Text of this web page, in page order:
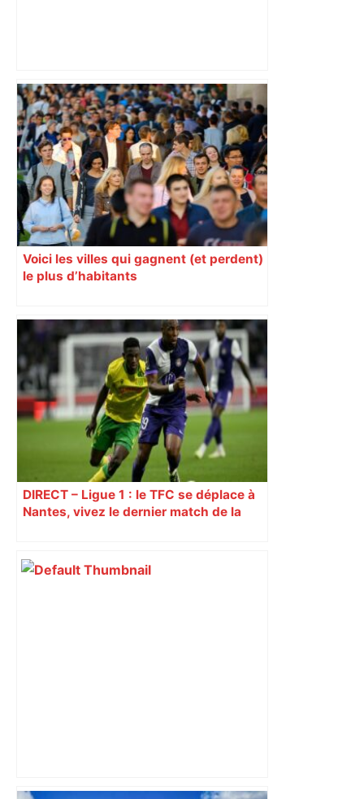
Deux contrôleurs blessés dans ce
quartier populaire de Toulouse après
avoir voulu verbaliser un fraudeur, un
suspect en garde à vue – ladepeche.fr
Voici les villes qui gagnent (et perdent)
le plus d’habitants
DIRECT – Ligue 1 : le TFC se déplace à
Nantes, vivez le dernier match de la